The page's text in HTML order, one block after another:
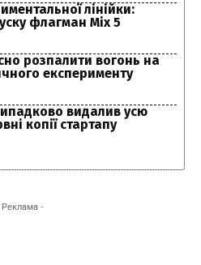
лінійки:
флагман Mix 5
розпалити вогонь на
експерименту
видалив усю
копії стартапу
Реклама -